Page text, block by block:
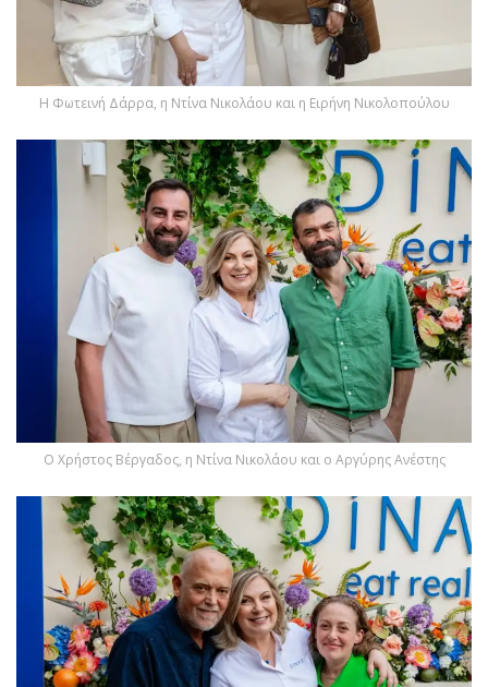
H Φωτεινή Δάρρα, η Ντίνα Νικολάου και η Ειρήνη Νικολοπούλου
Ο Χρήστος Βέργαδος, η Ντίνα Νικολάου και ο Αργύρης Ανέστης